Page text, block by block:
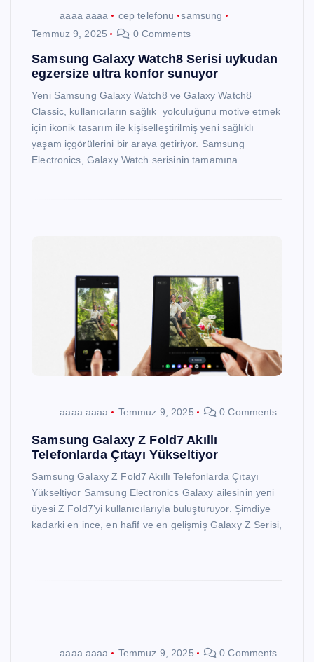
aaaa aaaa cep telefonu
samsung
Temmuz 9, 2025
0 Comments
Samsung Galaxy Watch8 Serisi uykudan
egzersize ultra konfor sunuyor
Yeni Samsung Galaxy Watch8 ve Galaxy Watch8
Classic, kullanıcıların sağlık yolculuğunu motive etmek
için ikonik tasarım ile kişiselleştirilmiş yeni sağlıklı
yaşam içgörülerini bir araya getiriyor. Samsung
Electronics, Galaxy Watch serisinin tamamına…
aaaa aaaa Temmuz 9, 2025 0 Comments
Samsung Galaxy Z Fold7 Akıllı
Telefonlarda Çıtayı Yükseltiyor
Samsung Galaxy Z Fold7 Akıllı Telefonlarda Çıtayı
Yükseltiyor Samsung Electronics Galaxy ailesinin yeni
üyesi Z Fold7’yi kullanıcılarıyla buluşturuyor. Şimdiye
kadarki en ince, en hafif ve en gelişmiş Galaxy Z Serisi,
aaaa aaaa Temmuz 9, 2025 0 Comments